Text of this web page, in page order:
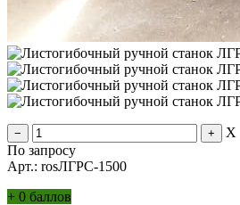
X
По запросу
Арт.: rosЛГРС-1500
+ 0 баллов